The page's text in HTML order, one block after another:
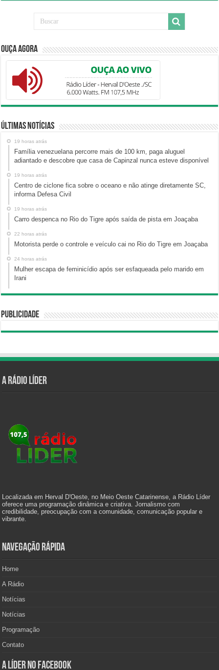
Ouça Agora
Últimas Notícias
19 horas atrás
Família venezuelana percorre mais de 100 km, paga aluguel
adiantado e descobre que casa de Capinzal nunca esteve disponível
19 horas atrás
Centro de ciclone fica sobre o oceano e não atinge diretamente SC,
informa Defesa Civil
19 horas atrás
Carro despenca no Rio do Tigre após saída de pista em Joaçaba
22 horas atrás
Motorista perde o controle e veículo cai no Rio do Tigre em Joaçaba
24 horas atrás
Mulher escapa de feminicídio após ser esfaqueada pelo marido em
Irani
Publicidade
A Rádio Líder
Localizada em Herval D'Oeste, no Meio Oeste Catarinense, a Rádio Líder
oferece uma programação dinâmica e criativa. Jornalismo com
credibilidade, preocupação com a comunidade, comunicação popular e
vibrante.
Navegação Rápida
Home
A Rádio
Notícias
Notícias
Programação
Contato
A Líder no Facebook